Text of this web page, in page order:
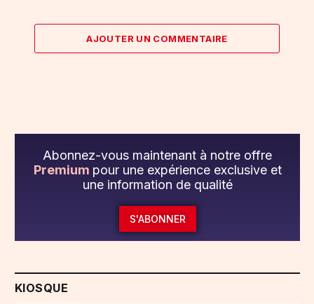
AJOUTER UN COMMENTAIRE
Abonnez-vous maintenant à notre offre
Premium pour une expérience exclusive et
une information de qualité
S'ABONNER
KIOSQUE